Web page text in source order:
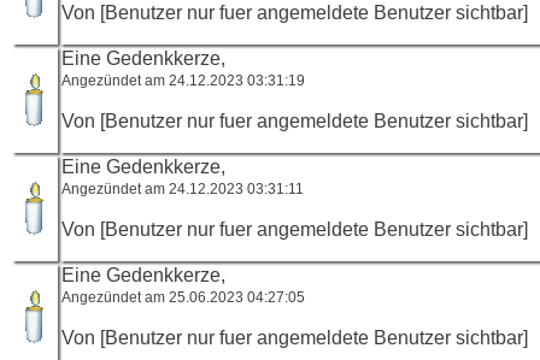
Von [Benutzer nur fuer angemeldete Benutzer sichtbar]
Eine Gedenkkerze,
Angezündet am 24.12.2023 03:31:19
Von [Benutzer nur fuer angemeldete Benutzer sichtbar]
Eine Gedenkkerze,
Angezündet am 24.12.2023 03:31:11
Von [Benutzer nur fuer angemeldete Benutzer sichtbar]
Eine Gedenkkerze,
Angezündet am 25.06.2023 04:27:05
Von [Benutzer nur fuer angemeldete Benutzer sichtbar]